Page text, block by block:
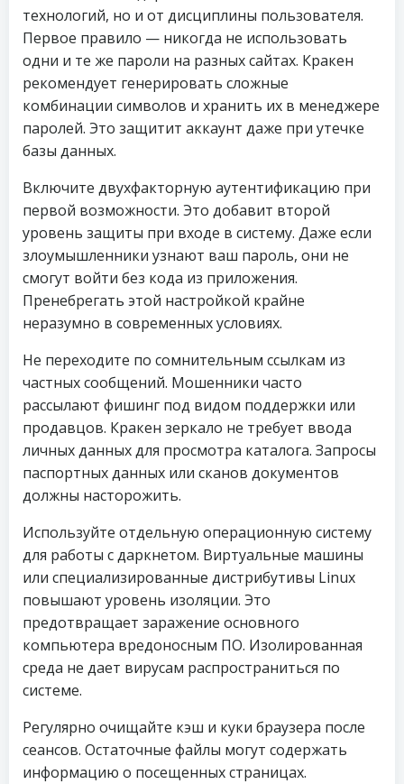
технологий, но и от дисциплины пользователя.
Первое правило — никогда не использовать
одни и те же пароли на разных сайтах. Кракен
рекомендует генерировать сложные
комбинации символов и хранить их в менеджере
паролей. Это защитит аккаунт даже при утечке
базы данных.
Включите двухфакторную аутентификацию при
первой возможности. Это добавит второй
уровень защиты при входе в систему. Даже если
злоумышленники узнают ваш пароль, они не
смогут войти без кода из приложения.
Пренебрегать этой настройкой крайне
неразумно в современных условиях.
Не переходите по сомнительным ссылкам из
частных сообщений. Мошенники часто
рассылают фишинг под видом поддержки или
продавцов. Кракен зеркало не требует ввода
личных данных для просмотра каталога. Запросы
паспортных данных или сканов документов
должны насторожить.
Используйте отдельную операционную систему
для работы с даркнетом. Виртуальные машины
или специализированные дистрибутивы Linux
повышают уровень изоляции. Это
предотвращает заражение основного
компьютера вредоносным ПО. Изолированная
среда не дает вирусам распространиться по
системе.
Регулярно очищайте кэш и куки браузера после
сеансов. Остаточные файлы могут содержать
информацию о посещенных страницах.